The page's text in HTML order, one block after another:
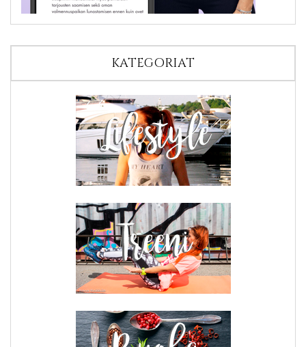
KATEGORIAT